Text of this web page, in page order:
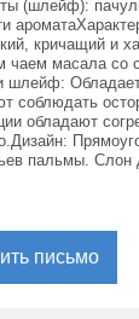
(шлейф):
кричащий и
чаем масала со
шлейф:
соблюдать
обладают
пальмы. Слон
письмо